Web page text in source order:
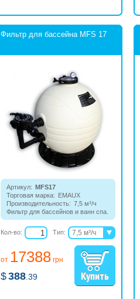
Фильтр для бассейна MFS 17
Артикул: MFS17
Торговая марка: EMAUX
Производительность: 7,5 м³/ч
Фильтр для бассейнов и ванн спа.
Изготовлен из высокопрочного
полиэтилена с боковым
расположением управляющего
от 17388 грн
$388 .39
Кол-во: Тип:
7,5 м³/ч
10,5 м³/ч
14,3 м³/ч
19,5 м³/ч